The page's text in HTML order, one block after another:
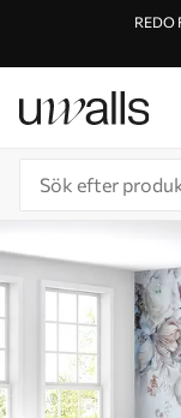
REDO